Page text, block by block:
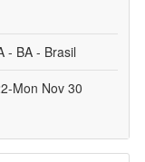
- BA - Brasil
Mon Nov 30